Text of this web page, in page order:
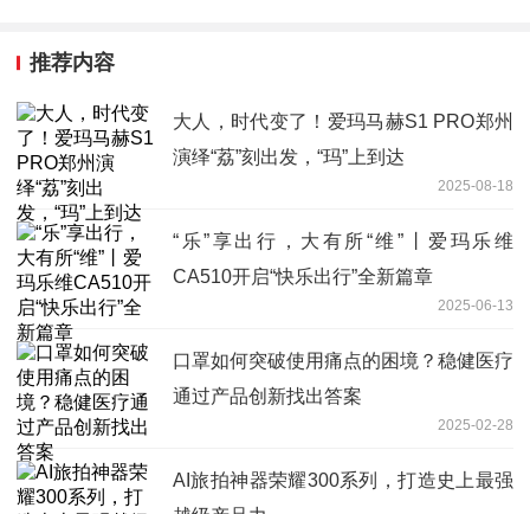
推荐内容
大人，时代变了！爱玛马赫S1 PRO郑州
演绎“荔”刻出发，“玛”上到达
2025-08-18
“乐”享出行，大有所“维”丨爱玛乐维
CA510开启“快乐出行”全新篇章
2025-06-13
口罩如何突破使用痛点的困境？稳健医疗
通过产品创新找出答案
2025-02-28
AI旅拍神器荣耀300系列，打造史上最强